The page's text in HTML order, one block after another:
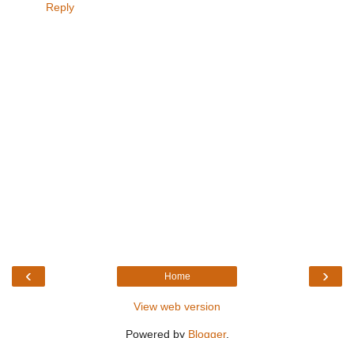
Reply
‹ ›
Home
View web version
Powered by Blogger.